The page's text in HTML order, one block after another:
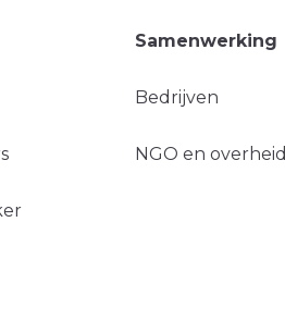
Samenwerking
Bedrijven
NGO en overheid